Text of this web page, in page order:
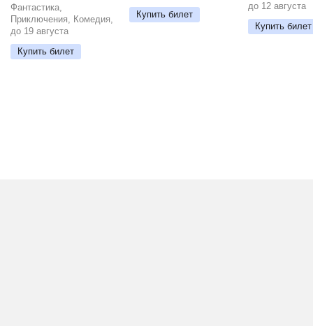
Фантастика,
Приключения, Комедия,
до 19 августа
Купить билет
Купить билет
до 12 августа
Купить билет